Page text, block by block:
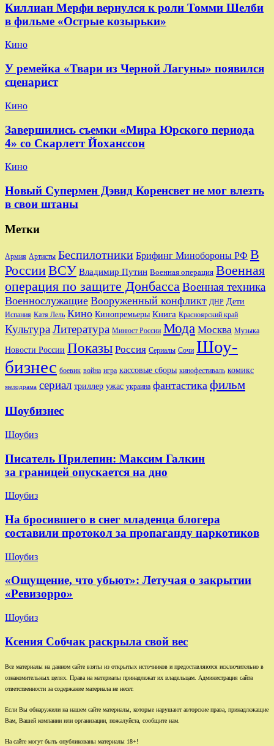
Киллиан Мерфи вернулся к роли Томми Шелби
в фильме «Острые козырьки»
Кино
У ремейка «Твари из Черной Лагуны» появился
сценарист
Кино
Завершились съемки «Мира Юрского периода
4» со Скарлетт Йоханссон
Кино
Новый Супермен Дэвид Коренсвет не мог влезть
в свои штаны
Метки
Армия Артисты Беспилотники Брифинг Минобороны РФ В
РоссииВСУ Владимир Путин Военная операция Военная
операция по защите ДонбассаВоенная техника
Военнослужащие Вооруженный конфликт ДНР Дети
Испания Катя Лель Кино Кинопремьеры Книга Красноярский край
КультураЛитература Минюст России Мода Москва Музыка
Новости России Показы Россия Сериалы Сочи Шоу-
бизнес боевик война игра кассовые сборы кинофестиваль комикс
мелодрама сериал триллер ужас украина фантастика фильм
Шоубизнес
Шоубиз
Писатель Прилепин: Максим Галкин
за границей опускается на дно
Шоубиз
На бросившего в снег младенца блогера
составили протокол за пропаганду наркотиков
Шоубиз
«Ощущение, что убьют»: Летучая о закрытии
«Ревизорро»
Шоубиз
Ксения Собчак раскрыла свой вес
Все материалы на данном сайте взяты из открытых источников и предоставляются исключительно в
ознакомительных целях. Права на материалы принадлежат их владельцам. Администрация сайта
ответственности за содержание материала не несет.
Если Вы обнаружили на нашем сайте материалы, которые нарушают авторские права, принадлежащие
Вам, Вашей компании или организации, пожалуйста, сообщите нам.
На сайте могут быть опубликованы материалы 18+!